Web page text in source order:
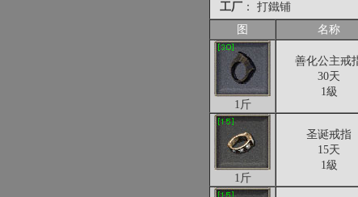
工厂 ： 打鐵铺
图
名称
1斤
善化公主戒
30天
1級
1斤
圣诞戒指
15天
1級